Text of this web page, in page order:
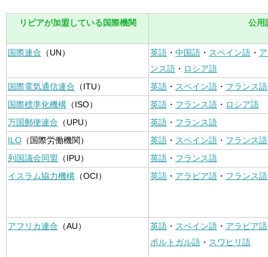
リビアが加盟している国際機関 公用
国際連合 （UN） 英語 ・ 中国語 ・ スペイン語 ・
ンス語 ・ ロシア語
国際電気通信連合 （ITU） 英語 ・ スペイン語 ・ フランス語
国際標準化機構 （ISO） 英語 ・ フランス語 ・ ロシア語
万国郵便連合 （UPU） 英語 ・ フランス語
ILO （国際労働機関） 英語 ・ スペイン語 ・ フランス語
列国議会同盟 （IPU） 英語 ・ フランス語
イスラム協力機構 （OCI） 英語 ・ アラビア語 ・ フランス語
アフリカ連合 （AU） 英語 ・ スペイン語 ・ アラビア語
ポルトガル語 ・ スワヒリ語